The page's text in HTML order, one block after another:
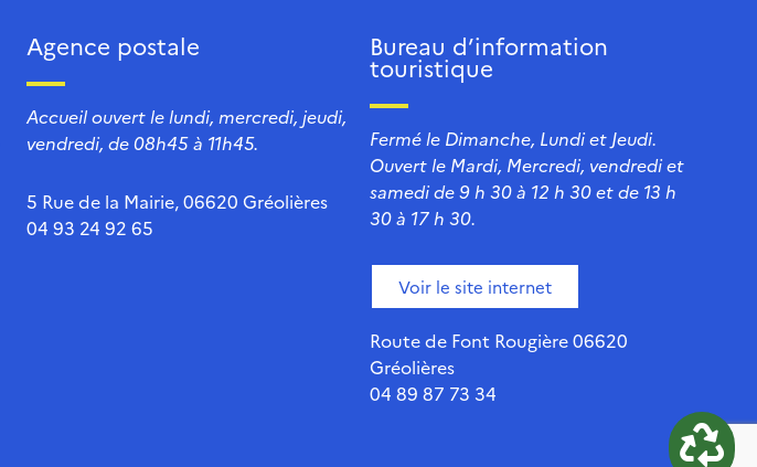
Agence postale
Accueil ouvert le lundi, mercredi, jeudi,
vendredi, de 08h45 à 11h45.
5 Rue de la Mairie, 06620 Gréolières
04 93 24 92 65
Bureau d’information
touristique
Fermé le Dimanche, Lundi et Jeudi.
Ouvert le Mardi, Mercredi, vendredi et
samedi de 9 h 30 à 12 h 30 et de 13 h
30 à 17 h 30.
Voir le site internet
Route de Font Rougière 06620
Gréolières
04 89 87 73 34